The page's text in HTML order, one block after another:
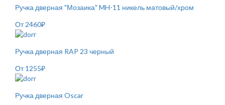
Ручка дверная "Мозаика" MH-11 никель матовый/хром
От2460₽
Ручка дверная RAP 23 черный
От1255₽
Ручка дверная Oscar